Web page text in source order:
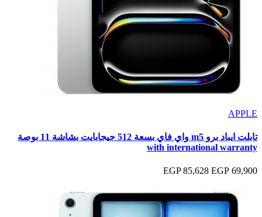
APPLE
تابلت ايباد برو m5 واي فاي بسعة 512 جيجابايت بشاشة 11 بوصة
with international warranty
69,900 EGP
85,628 EGP